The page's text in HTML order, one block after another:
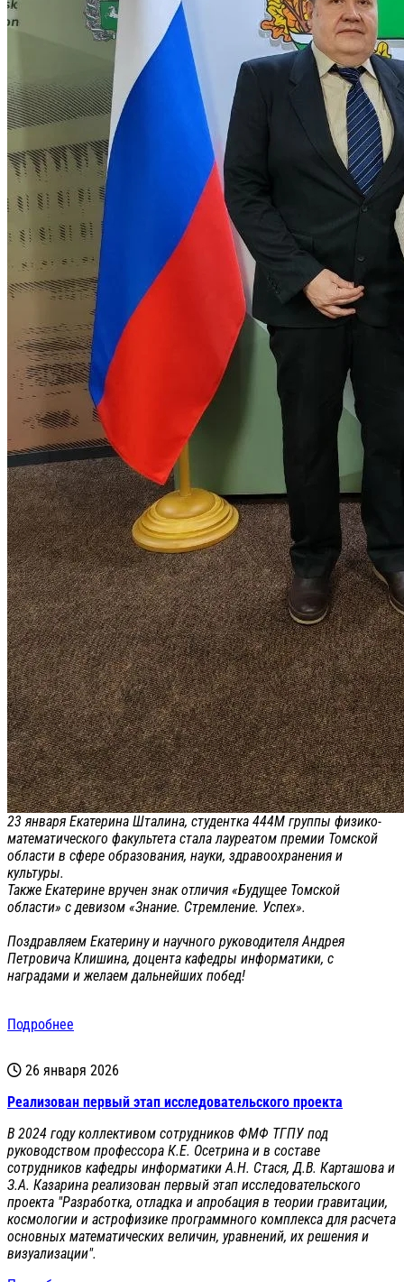
23 января Екатерина Шталина, студентка 444М группы физико-
математического факультета стала лауреатом премии Томской
области в сфере образования, науки, здравоохранения и
культуры.
Также Екатерине вручен знак отличия «Будущее Томской
области» с девизом «Знание. Стремление. Успех».
Поздравляем Екатерину и научного руководителя Андрея
Петровича Клишина, доцента кафедры информатики, с
наградами и желаем дальнейших побед!
Подробнее
26 января 2026
Реализован первый этап исследовательского проекта
В 2024 году коллективом сотрудников ФМФ ТГПУ под
руководством профессора К.Е. Осетрина и в составе
сотрудников кафедры информатики А.Н. Стася, Д.В. Карташова и
З.А. Казарина реализован первый этап исследовательского
проекта "Разработка, отладка и апробация в теории гравитации,
космологии и астрофизике программного комплекса для расчета
основных математических величин, уравнений, их решения и
визуализации".